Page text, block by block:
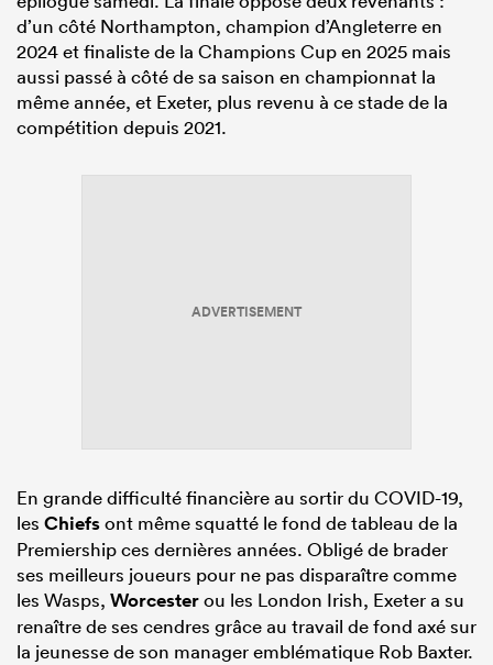
d’un côté Northampton, champion d’Angleterre en
2024 et finaliste de la Champions Cup en 2025 mais
aussi passé à côté de sa saison en championnat la
même année, et Exeter, plus revenu à ce stade de la
compétition depuis 2021.
ADVERTISEMENT
En grande difficulté financière au sortir du COVID-19,
les Chiefsont même squatté le fond de tableau de la
Premiership ces dernières années. Obligé de brader
ses meilleurs joueurs pour ne pas disparaître comme
les Wasps, Worcesterou les London Irish, Exeter a su
renaître de ses cendres grâce au travail de fond axé sur
la jeunesse de son manager emblématique Rob Baxter.